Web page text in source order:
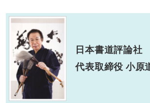
日本書道評論社
代表取締役 小原